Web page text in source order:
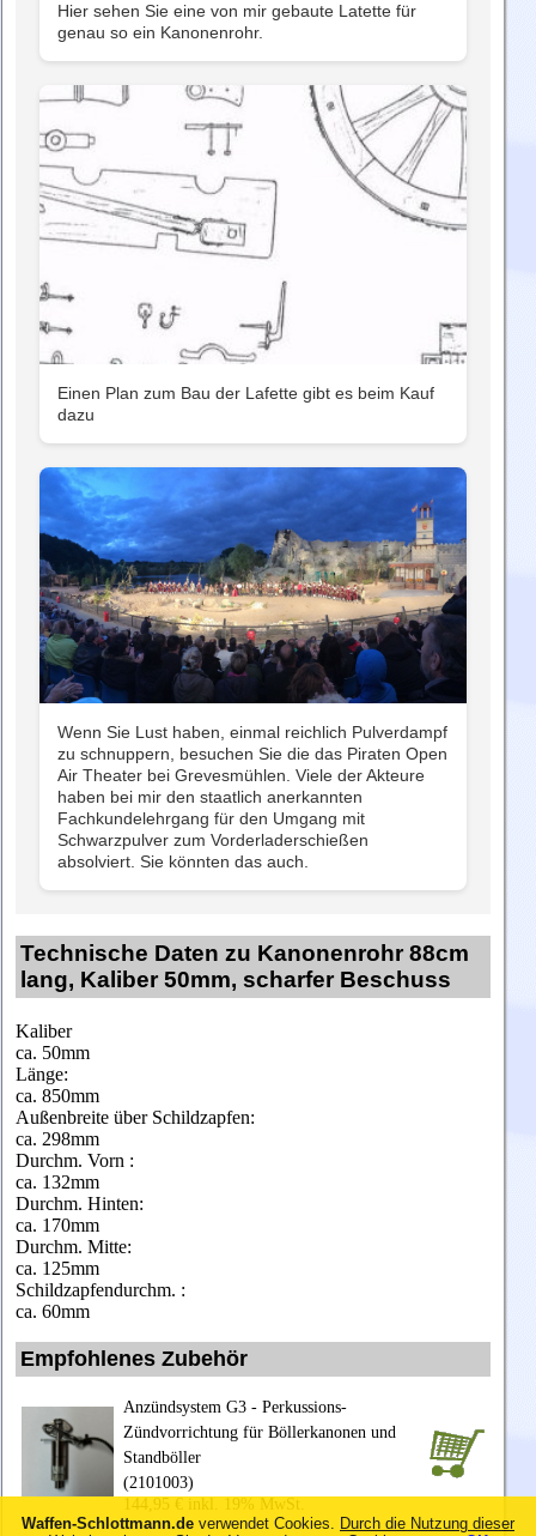
Hier sehen Sie eine von mir gebaute Latette für
genau so ein Kanonenrohr.
Einen Plan zum Bau der Lafette gibt es beim Kauf
dazu
Wenn Sie Lust haben, einmal reichlich Pulverdampf
zu schnuppern, besuchen Sie die das Piraten Open
Air Theater bei Grevesmühlen. Viele der Akteure
haben bei mir den staatlich anerkannten
Fachkundelehrgang für den Umgang mit
Schwarzpulver zum Vorderladerschießen
absolviert. Sie könnten das auch.
Technische Daten zu Kanonenrohr 88cm
lang, Kaliber 50mm, scharfer Beschuss
Kaliber
ca. 50mm
Länge:
ca. 850mm
Außenbreite über Schildzapfen:
ca. 298mm
Durchm. Vorn :
ca. 132mm
Durchm. Hinten:
ca. 170mm
Durchm. Mitte:
ca. 125mm
Schildzapfendurchm. :
ca. 60mm
Empfohlenes Zubehör
Anzündsystem G3 - Perkussions-
Zündvorrichtung für Böllerkanonen und
Standböller
(2101003)
144,95 € inkl. 19% MwSt.
Waffen-Schlottmann.de verwendet Cookies. Durch die Nutzung dieser